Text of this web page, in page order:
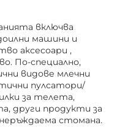
включва
машини и
аксесоари ,
По-специално,
видове млечни
пулсатори/
за телета,
други продукти за
стомана.